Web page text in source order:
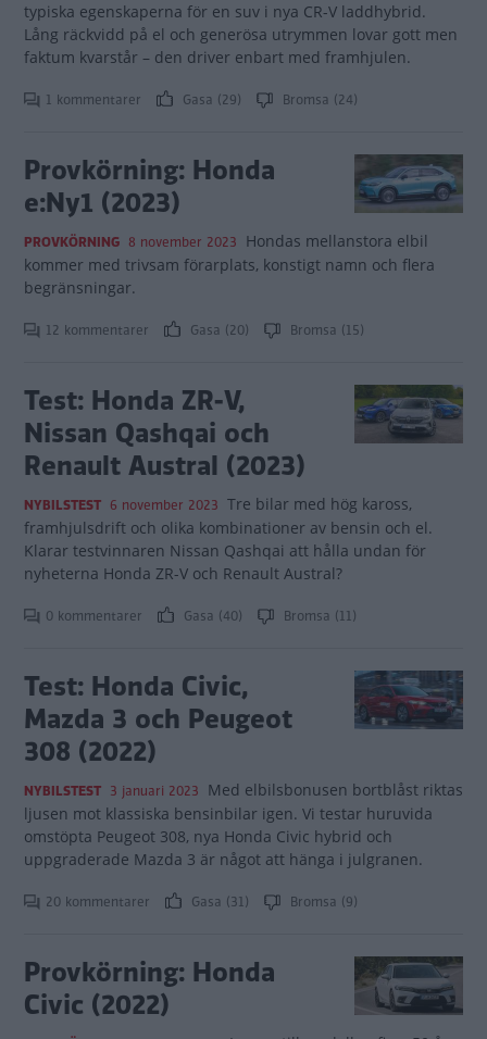
typiska egenskaperna för en suv i nya CR-V laddhybrid.
Lång räckvidd på el och generösa utrymmen lovar gott men
faktum kvarstår – den driver enbart med framhjulen.
1 kommentarer Gasa (29) Bromsa (24)
Provkörning: Honda
e:Ny1 (2023)
PROVKÖRNING 8 november 2023 Hondas mellanstora elbil
kommer med trivsam förarplats, konstigt namn och flera
begränsningar.
12 kommentarer Gasa (20) Bromsa (15)
Test: Honda ZR-V,
Nissan Qashqai och
Renault Austral (2023)
NYBILSTEST 6 november 2023 Tre bilar med hög kaross,
framhjulsdrift och olika kombinationer av bensin och el.
Klarar testvinnaren Nissan Qashqai att hålla undan för
nyheterna Honda ZR-V och Renault Austral?
0 kommentarer Gasa (40) Bromsa (11)
Test: Honda Civic,
Mazda 3 och Peugeot
308 (2022)
NYBILSTEST 3 januari 2023 Med elbilsbonusen bortblåst riktas
ljusen mot klassiska bensinbilar igen. Vi testar huruvida
omstöpta Peugeot 308, nya Honda Civic hybrid och
uppgraderade Mazda 3 är något att hänga i julgranen.
20 kommentarer Gasa (31) Bromsa (9)
Provkörning: Honda
Civic (2022)